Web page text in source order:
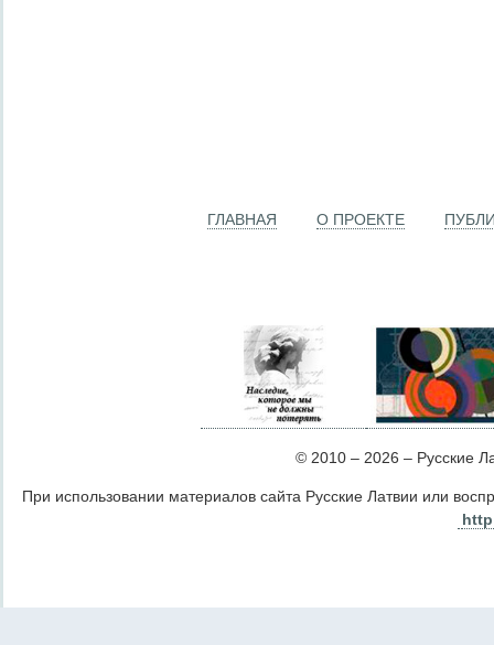
ГЛАВНАЯ О ПРОЕКТЕ
© 2010 – 2026 – Русские
При использовании материалов сайта Русские Латвии или